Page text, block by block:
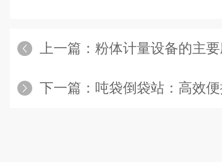
上一篇： 粉体计量设备的主
下一篇： 吨袋倒袋站：高效